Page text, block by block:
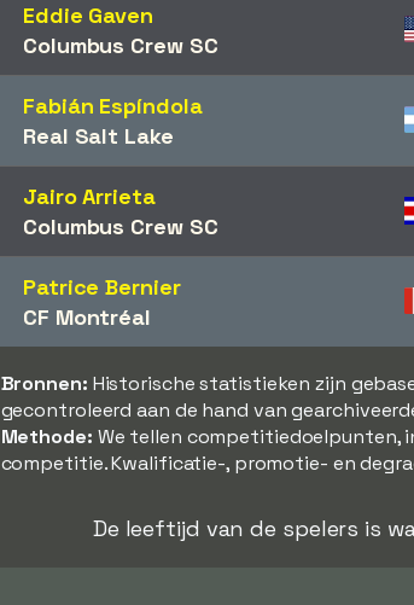
Eddie Gaven
Columbus Crew SC
Fabián Espíndola
Real Salt Lake
Jairo Arrieta
Columbus Crew SC
Patrice Bernier
CF Montréal
Bronnen: Historische statistieken zijn
gecontroleerd aan de hand van
Methode: We tellen competitiedoelpunten,
competitie. Kwalificatie-, promotie- en
De leeftijd van de spelers is